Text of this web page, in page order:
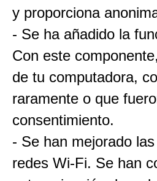
y proporciona
- Se ha añadido la
Con este
de tu computadora,
raramente o que
consentimiento.
- Se han mejorado
redes Wi-Fi. Se han